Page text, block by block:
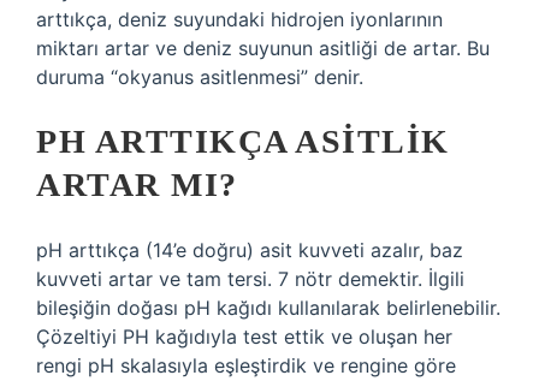
arttıkça, deniz suyundaki hidrojen iyonlarının
miktarı artar ve deniz suyunun asitliği de artar. Bu
duruma “okyanus asitlenmesi” denir.
PH ARTTIKÇA ASITLIK
ARTAR MI?
pH arttıkça (14’e doğru) asit kuvveti azalır, baz
kuvveti artar ve tam tersi. 7 nötr demektir. İlgili
bileşiğin doğası pH kağıdı kullanılarak belirlenebilir.
Çözeltiyi PH kağıdıyla test ettik ve oluşan her
rengi pH skalasıyla eşleştirdik ve rengine göre